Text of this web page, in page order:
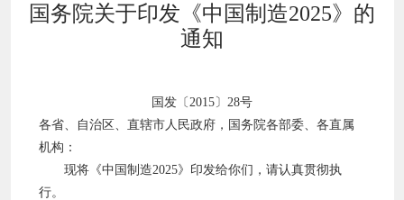
国务院关于印发《中国制造2025》的
通知
国发〔2015〕28号
各省、自治区、直辖市人民政府，国务院各部委、各直属
机构：
现将《中国制造2025》印发给你们，请认真贯彻执
行。